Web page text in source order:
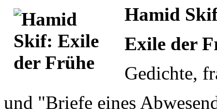
Hamid
Exile der
Gedichte,
und "Briefe eines